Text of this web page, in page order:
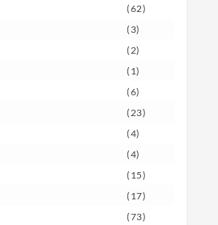
(62)
(3)
(2)
(1)
(6)
(23)
(4)
(4)
(15)
(17)
(73)